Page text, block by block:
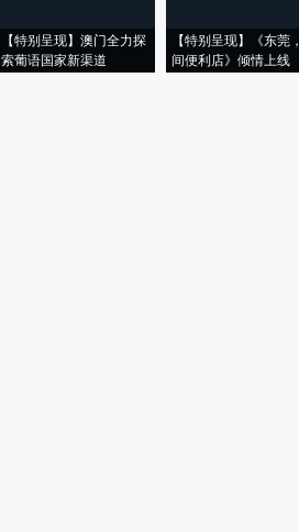
【特别呈现】澳门全力探
索葡语国家新渠道
【特别呈现】《东莞
间便利店》倾情上线